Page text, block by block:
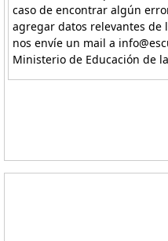
caso de encontrar algún
agregar datos relevantes
nos envíe un mail a
Ministerio de Educación de